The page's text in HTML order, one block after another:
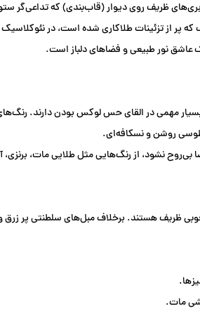
ظریف روی دیوار (قاب‌بندی) که تداعی‌گر
پر از تزئینات طلاکاری شده است، در
عاشق نور طبیعی و فضاهای دلباز است.
مهمی در القای حس لوکس بودن دارند.
طوسی روشن و نسکافه‌ای.
بی‌روح نشود، از رنگ‌هایی مثل طلایی مات، برنزی،
ظریف هستند. برخلاف مبل‌های سلطنتی پر زرق
مات.